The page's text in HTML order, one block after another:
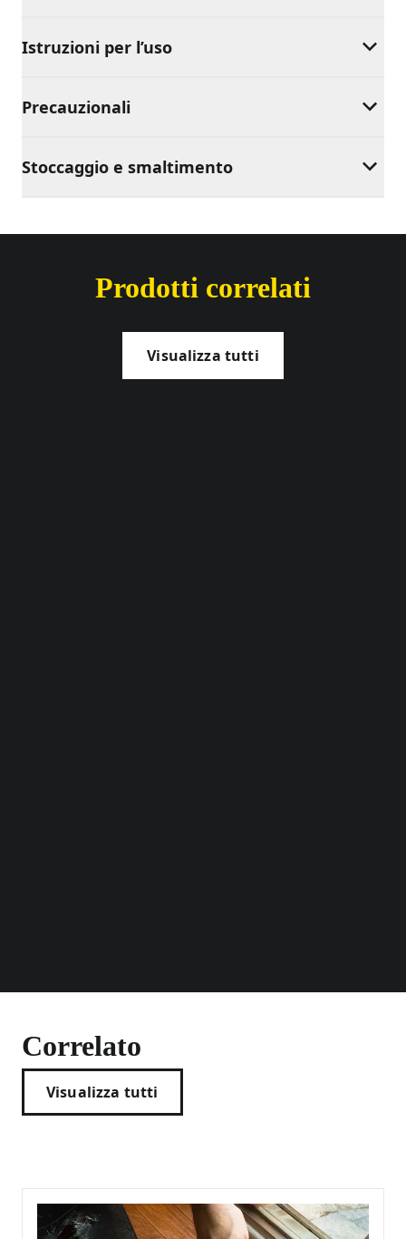
Istruzioni per l’uso
Precauzionali
Stoccaggio e smaltimento
Prodotti correlati
Visualizza tutti
Correlato
Visualizza tutti